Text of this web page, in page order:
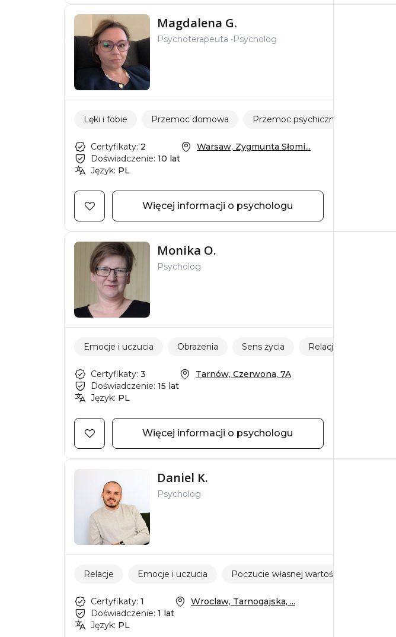
Magdalena G.
Psychoterapeuta Psycholog
Lęki i fobie Przemoc domowa Przemoc psychiczna
Certyfikaty: 2
Doświadczenie: 10 lat
Język: PL
Warsaw, Zygmunta Słomi...
Więcej informacji o psychologu
Monika O.
Psycholog
Emocje i uczucia Obrażenia Sens życia Relacje dziecko-rodzic
Certyfikaty: 3
Doświadczenie: 15 lat
Język: PL
Tarnów, Czerwona, 7A
Więcej informacji o psychologu
Daniel K.
Psycholog
Relacje Emocje i uczucia Poczucie własnej wartości
Certyfikaty: 1
Doświadczenie: 1 lat
Język: PL
Wroclaw, Tarnogajska, ...